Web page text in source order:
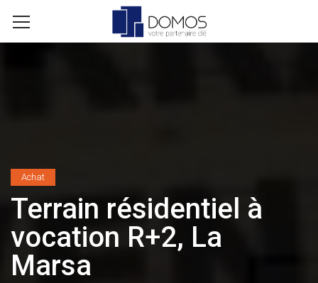
Achat
Terrain résidentiel à
vocation R+2, La
Marsa